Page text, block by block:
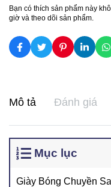
Bạn có thích sản phẩm này
giờ và theo dõi sản phẩm.
Mô tả Đánh giá
Mục lục
Giày Bóng Chuyền